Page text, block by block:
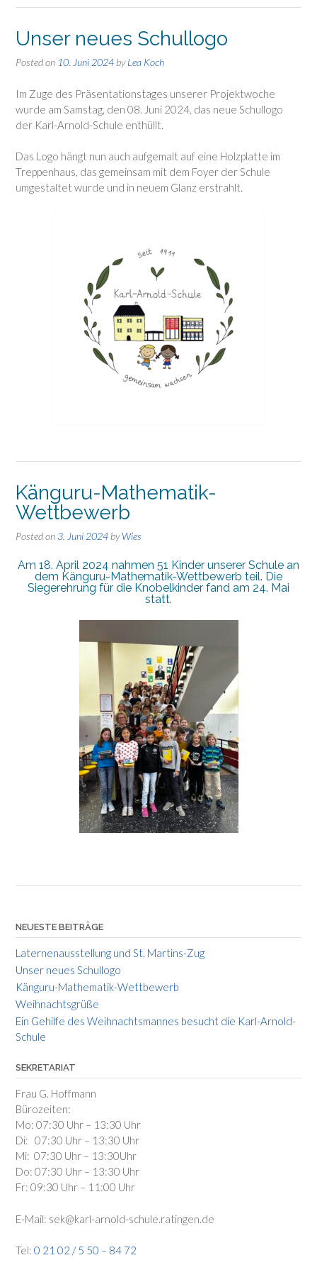
Unser neues Schullogo
Posted on 10. Juni 2024byLea Koch
Im Zuge des Präsentationstages unserer Projektwoche
wurde am Samstag, den 08. Juni 2024, das neue Schullogo
der Karl-Arnold-Schule enthüllt.
Das Logo hängt nun auch aufgemalt auf eine Holzplatte im
Treppenhaus, das gemeinsam mit dem Foyer der Schule
umgestaltet wurde und in neuem Glanz erstrahlt.
Känguru-Mathematik-
Wettbewerb
Posted on 3. Juni 2024byWies
Am 18. April 2024 nahmen 51 Kinder unserer Schule an
dem Känguru-Mathematik-Wettbewerb teil. Die
Siegerehrung für die Knobelkinder fand am 24. Mai
statt.
NEUESTE BEITRÄGE
Laternenausstellung und St. Martins-Zug
Unser neues Schullogo
Känguru-Mathematik-Wettbewerb
Weihnachtsgrüße
Ein Gehilfe des Weihnachtsmannes besucht die Karl-Arnold-
Schule
SEKRETARIAT
Frau G. Hoffmann
Bürozeiten:
Mo: 07:30 Uhr – 13:30 Uhr
Di: 07:30 Uhr – 13:30 Uhr
Mi: 07:30 Uhr – 13:30Uhr
Do: 07:30 Uhr – 13:30 Uhr
Fr: 09:30 Uhr – 11:00 Uhr
E-Mail: sek@karl-arnold-schule.ratingen.de
Tel: 0 21 02 / 5 50 – 84 72